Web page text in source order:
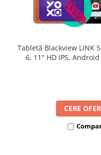
Tabletă Blackview LINK
6, 11" HD IPS, Android
CERE